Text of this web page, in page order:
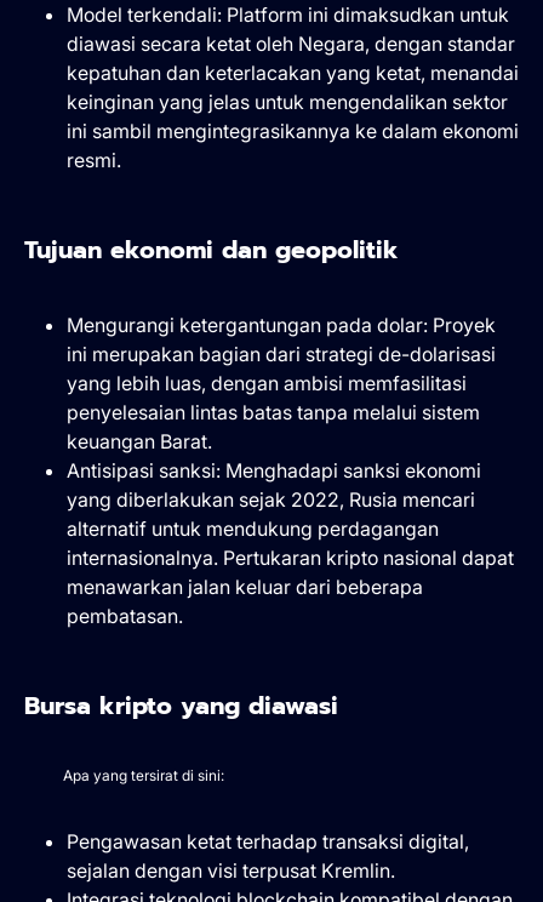
Model terkendali: Platform ini dimaksudkan untuk
diawasi secara ketat oleh Negara, dengan standar
kepatuhan dan keterlacakan yang ketat, menandai
keinginan yang jelas untuk mengendalikan sektor
ini sambil mengintegrasikannya ke dalam ekonomi
resmi.
Tujuan ekonomi dan geopolitik
Mengurangi ketergantungan pada dolar: Proyek
ini merupakan bagian dari strategi de-dolarisasi
yang lebih luas, dengan ambisi memfasilitasi
penyelesaian lintas batas tanpa melalui sistem
keuangan Barat.
Antisipasi sanksi: Menghadapi sanksi ekonomi
yang diberlakukan sejak 2022, Rusia mencari
alternatif untuk mendukung perdagangan
internasionalnya. Pertukaran kripto nasional dapat
menawarkan jalan keluar dari beberapa
pembatasan.
Bursa kripto yang diawasi
Apa yang tersirat di sini:
Pengawasan ketat terhadap transaksi digital,
sejalan dengan visi terpusat Kremlin.